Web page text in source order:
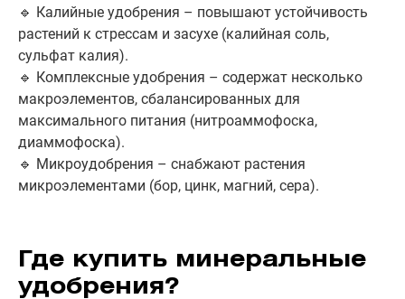
🔹 Калийные удобрения – повышают устойчивость
растений к стрессам и засухе (калийная соль,
сульфат калия).
🔹 Комплексные удобрения – содержат несколько
макроэлементов, сбалансированных для
максимального питания (нитроаммофоска,
диаммофоска).
🔹 Микроудобрения – снабжают растения
микроэлементами (бор, цинк, магний, сера).
Где купить минеральные
удобрения?